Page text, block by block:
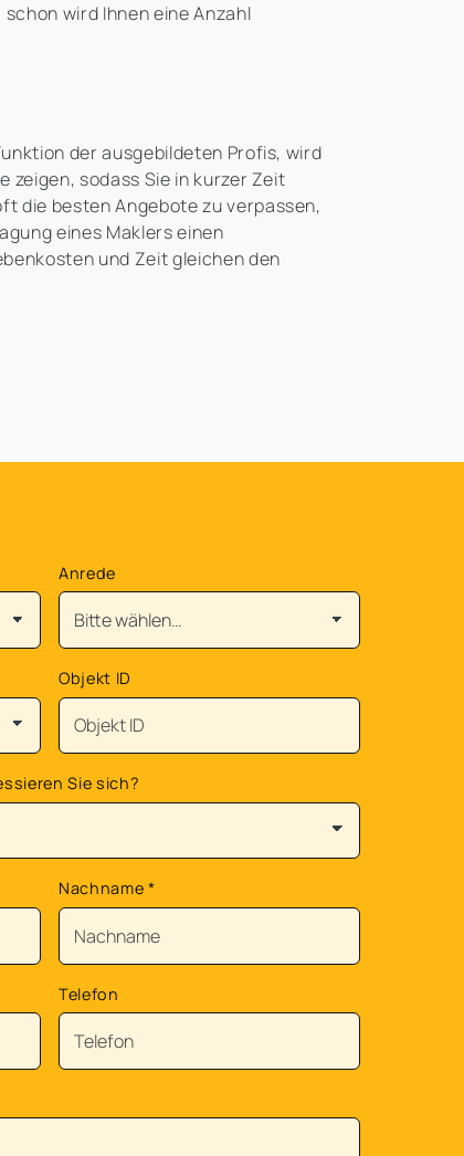
wird Ihnen eine Anzahl
der ausgebildeten Profis, wird
zeigen, sodass Sie in kurzer Zeit
die besten Angebote zu verpassen,
eines Maklers einen
und Zeit gleichen den
Anrede
Objekt ID
Sie sich?
Nachname *
Telefon